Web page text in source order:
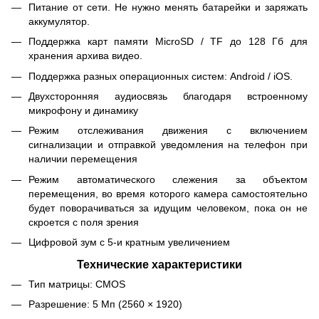
Питание от сети. Не нужно менять батарейки и заряжать
аккумулятор.
Поддержка карт памяти MicroSD / TF до 128 Гб для
хранения архива видео.
Поддержка разных операционных систем: Android / iOS.
Двухсторонняя аудиосвязь благодаря встроенному
микрофону и динамику
Режим отслеживания движения с включением
сигнализации и отправкой уведомления на телефон при
наличии перемещения
Режим автоматического слежения за объектом
перемещения, во время которого камера самостоятельно
будет поворачиваться за идущим человеком, пока он не
скроется с поля зрения
Цифровой зум с 5-и кратным увеличением
Технические характеристики
Тип матрицы: CMOS
Разрешение: 5 Мп (2560 × 1920)